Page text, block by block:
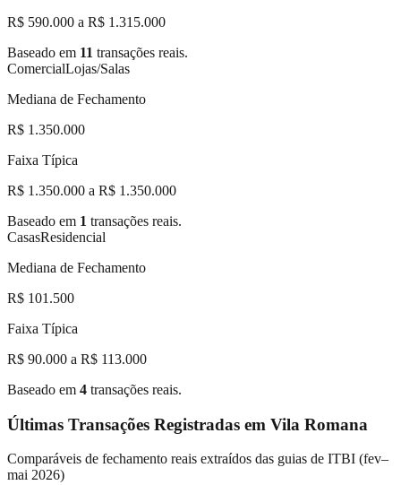
R$ 590.000 a R$ 1.315.000
Baseado em 11 transações reais.
ComercialLojas/Salas
Mediana de Fechamento
R$ 1.350.000
Faixa Típica
R$ 1.350.000 a R$ 1.350.000
Baseado em 1 transações reais.
CasasResidencial
Mediana de Fechamento
R$ 101.500
Faixa Típica
R$ 90.000 a R$ 113.000
Baseado em 4 transações reais.
Últimas Transações Registradas em Vila Romana
Comparáveis de fechamento reais extraídos das guias de ITBI (fev–
mai 2026)